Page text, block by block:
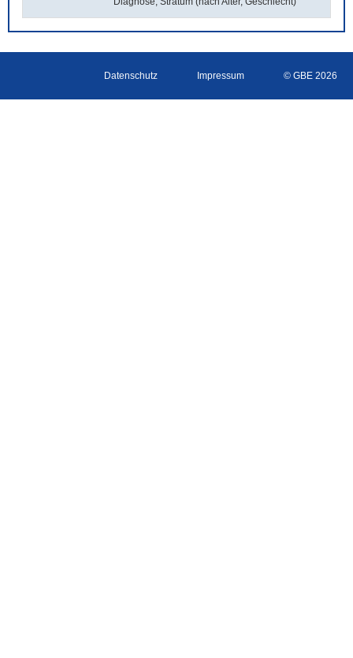
Datenschutz Impressum © GBE 2026